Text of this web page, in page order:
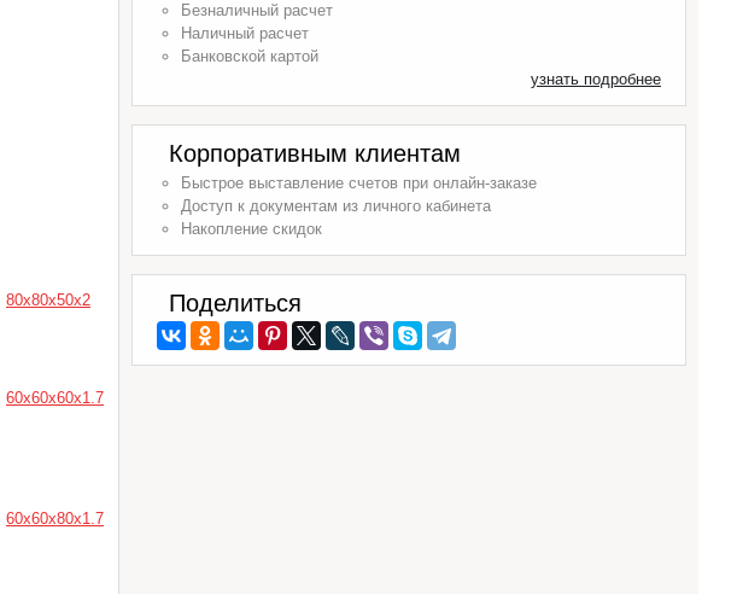
80х80х50х2
60х60х60х1.7
60х60х80х1.7
Безналичный расчет
Наличный расчет
Банковской картой
узнать подробнее
Корпоративным клиентам
Быстрое выставление счетов при онлайн-заказе
Доступ к документам из личного кабинета
Накопление скидок
Поделиться